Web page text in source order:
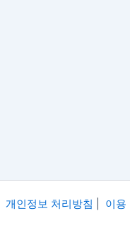
개인정보 처리방침
이용